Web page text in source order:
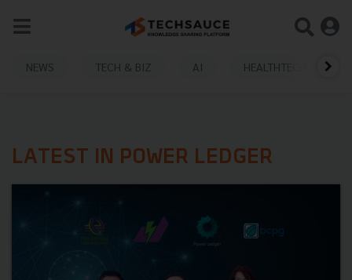
NEWS TECH & BIZ AI HEALTHTECH
LATEST IN POWER LEDGER